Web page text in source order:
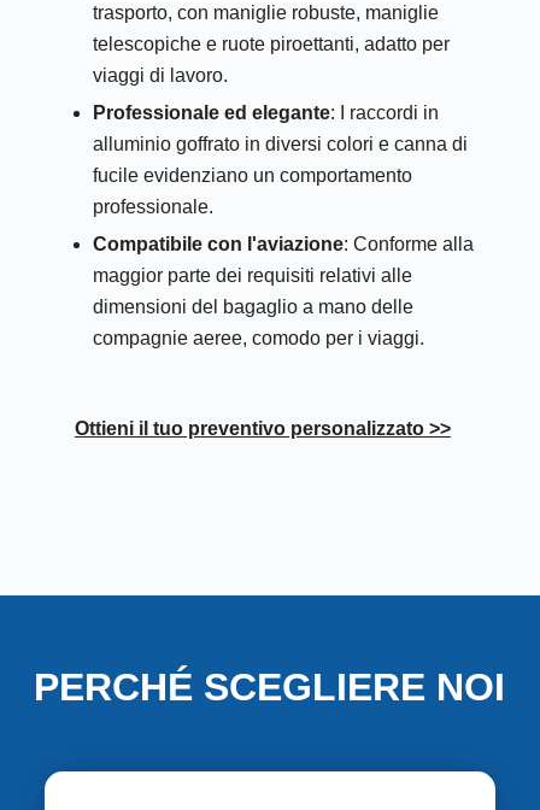
trasporto, con maniglie robuste, maniglie
telescopiche e ruote piroettanti, adatto per
viaggi di lavoro.
Professionale ed elegante: I raccordi in
alluminio goffrato in diversi colori e canna di
fucile evidenziano un comportamento
professionale.
Compatibile con l'aviazione: Conforme alla
maggior parte dei requisiti relativi alle
dimensioni del bagaglio a mano delle
compagnie aeree, comodo per i viaggi.
Ottieni il tuo preventivo personalizzato >>
PERCHÉ SCEGLIERE NOI